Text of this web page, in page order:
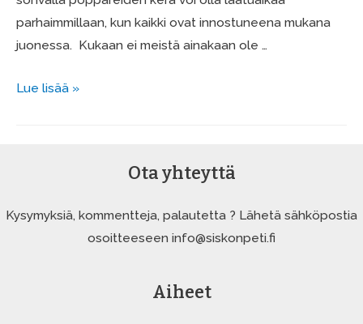
parhaimmillaan, kun kaikki ovat innostuneena mukana
juonessa. Kukaan ei meistä ainakaan ole …
Laatuaikaa
Suosituksia
Lue lisää »
Ota yhteyttä
Kysymyksiä, kommentteja, palautetta ? Lähetä sähköpostia
osoitteeseen info@siskonpeti.fi
Aiheet